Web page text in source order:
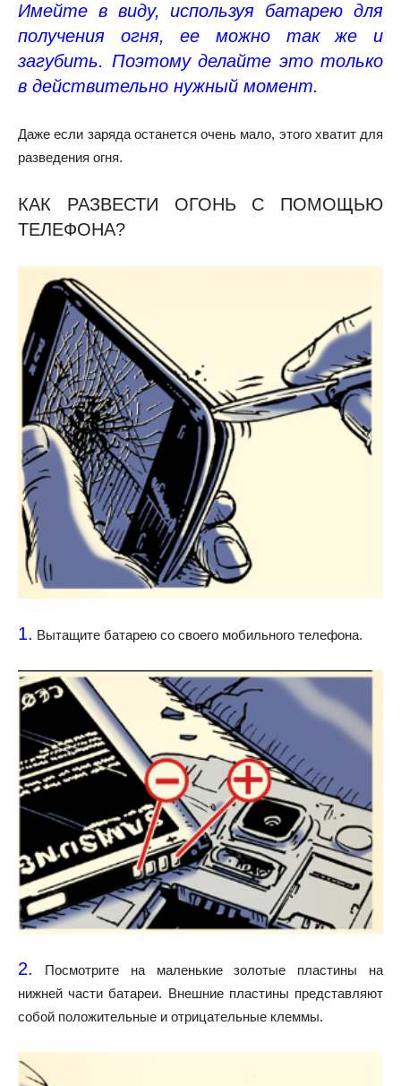
Имейте в виду, используя батарею для
получения огня, ее можно так же и
загубить. Поэтому делайте это только
в действительно нужный момент.
Даже если заряда останется очень мало, этого хватит для
разведения огня.
КАК РАЗВЕСТИ ОГОНЬ С ПОМОЩЬЮ
ТЕЛЕФОНА?
1. Вытащите батарею со своего мобильного телефона.
2.
Посмотрите на маленькие золотые пластины на
нижней части батареи. Внешние пластины представляют
собой положительные и отрицательные клеммы.